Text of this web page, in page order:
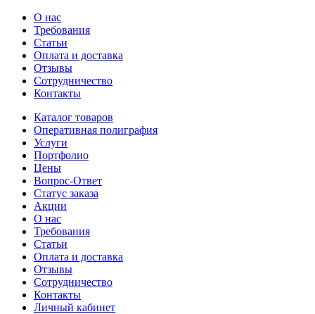
О нас
Требования
Статьи
Оплата и доставка
Отзывы
Сотрудничество
Контакты
Каталог товаров
Оперативная полиграфия
Услуги
Портфолио
Цены
Вопрос-Ответ
Статус заказа
Акции
О нас
Требования
Статьи
Оплата и доставка
Отзывы
Сотрудничество
Контакты
Личный кабинет